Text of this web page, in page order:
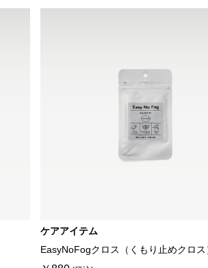
ケアアイテム
EasyNoFogクロス（くもり止めクロス